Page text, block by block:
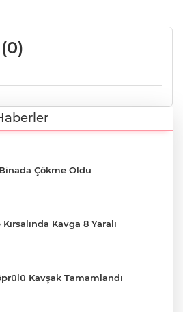
0)
Çökme Oldu
Kavga 8 Yaralı
Kavşak Tamamlandı